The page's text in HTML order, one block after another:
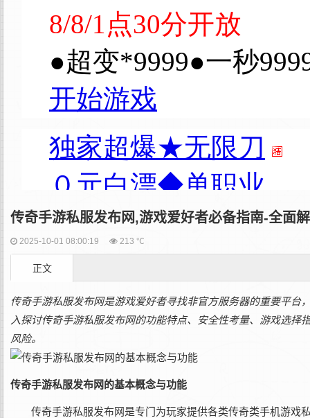
传奇手游私服发布网,游戏爱好者必备指南-全面
2025-10-01 08:00:19 213 ℃
正文
传奇手游私服发布网是游戏爱好者寻找非官方服务器的重要平
入探讨传奇手游私服发布网的功能特点、安全性考量、游戏选
风险。
传奇手游私服发布网的基本概念与功能
传奇手游私服发布网是专门为玩家提供各类传奇类手机游戏